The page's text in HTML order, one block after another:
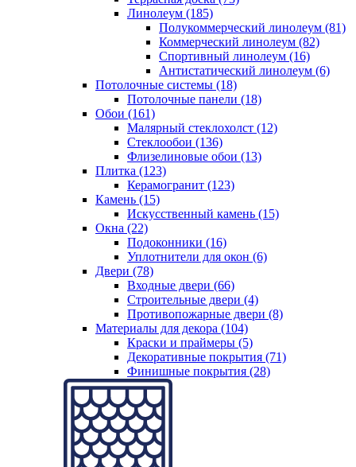
Линолеум (185)
Полукоммерческий линолеум (81)
Коммерческий линолеум (82)
Спортивный линолеум (16)
Антистатический линолеум (6)
Потолочные системы (18)
Потолочные панели (18)
Обои (161)
Малярный стеклохолст (12)
Стеклообои (136)
Флизелиновые обои (13)
Плитка (123)
Керамогранит (123)
Камень (15)
Искусственный камень (15)
Окна (22)
Подоконники (16)
Уплотнители для окон (6)
Двери (78)
Входные двери (66)
Строительные двери (4)
Противопожарные двери (8)
Материалы для декора (104)
Краски и праймеры (5)
Декоративные покрытия (71)
Финишные покрытия (28)